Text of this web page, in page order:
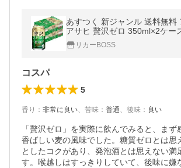
あすつく 新ジャンル 送料無料
アサヒ 贅沢ゼロ 350ml×2ケー
リカーBOSS
コスパ
5
香り ： 非常に良い、 苦味 ： 普通、 後味 ： 良い
「贅沢ゼロ」を実際に飲んでみると、まず
香ばしい麦の風味でした。糖質ゼロとは思
としたコクがあり、発泡酒とは思えない満
す。喉越しはすっきりしていて、後味に嫌